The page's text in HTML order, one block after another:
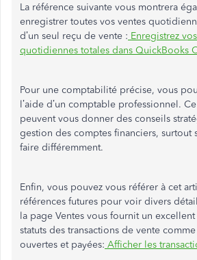
La référence suivante vous montrera
enregistrer toutes vos ventes
d’un seul reçu de vente : Enregistrez
quotidiennes totales dans QuickBooks
Pour une comptabilité précise, vous
l’aide d’un comptable professionnel.
peuvent vous donner des conseils
gestion des comptes financiers, surtout
faire différemment.
Enfin, vous pouvez vous référer à cet
références futures pour voir divers
la page Ventes vous fournit un
statuts des transactions de vente
ouvertes et payées: Afficher les